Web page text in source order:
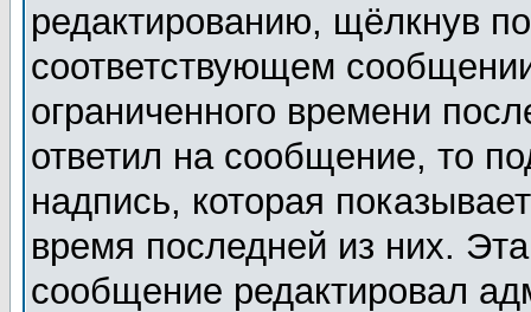
редактированию, щёлкнув
соответствующем
ограниченного времени
ответил на сообщение, то
надпись, которая
время последней из них.
сообщение редактировал